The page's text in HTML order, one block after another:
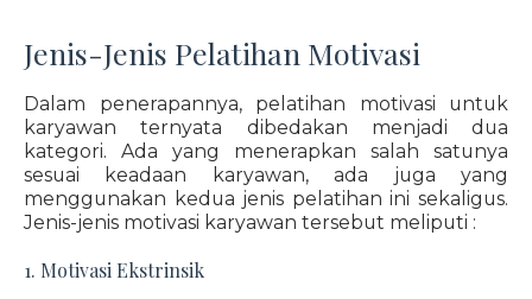
Jenis-Jenis Pelatihan Motivasi
Dalam penerapannya, pelatihan motivasi untuk
karyawan ternyata dibedakan menjadi dua
kategori. Ada yang menerapkan salah satunya
sesuai keadaan karyawan, ada juga yang
menggunakan kedua jenis pelatihan ini sekaligus.
Jenis-jenis motivasi karyawan tersebut meliputi :
1. Motivasi Ekstrinsik